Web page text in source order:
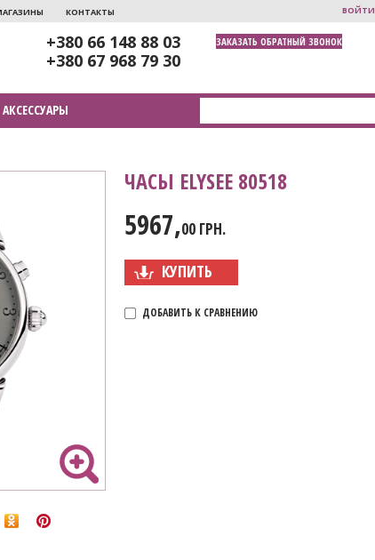
КОНТАКТЫ ВОЙТИ
+380 66 148 88 03
+380 67 968 79 30
ЗАКАЗАТЬ ОБРАТНЫЙ ЗВОНОК
АКСЕССУАРЫ
ЧАСЫ ELYSEE 80518
5967,00 ГРН.
КУПИТЬ
ДОБАВИТЬ К СРАВНЕНИЮ